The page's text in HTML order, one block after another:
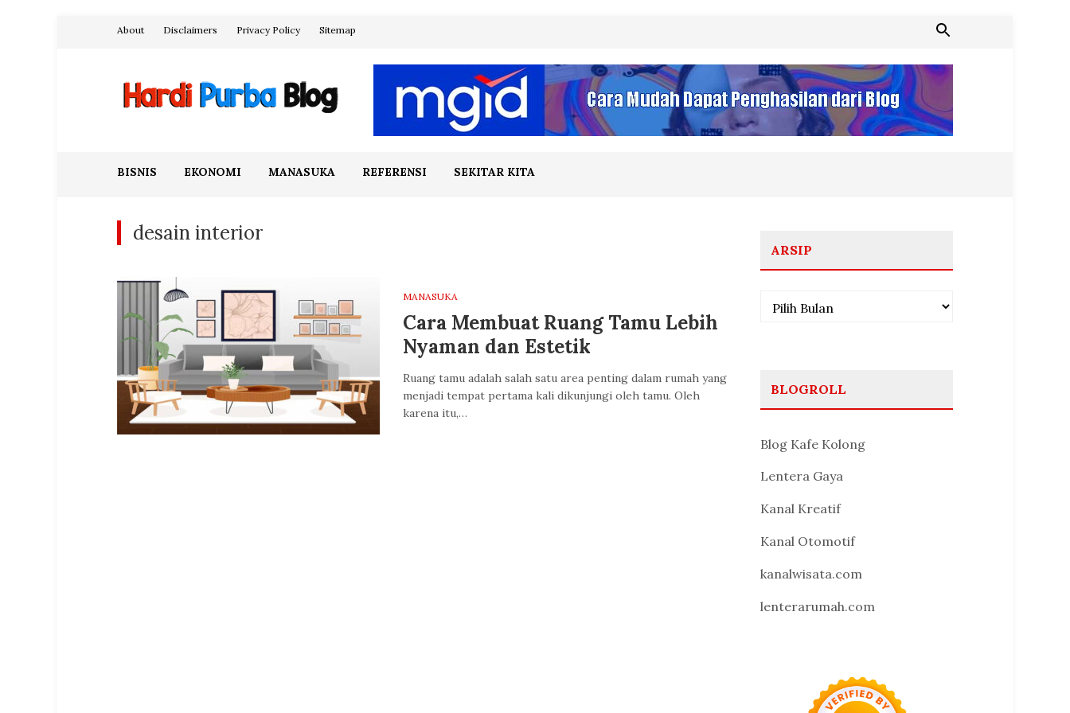
About Disclaimers Privacy Policy Sitemap
BISNIS EKONOMI MANASUKA REFERENSI SEKITAR KITA
desain interior
MANASUKA
Cara Membuat Ruang Tamu Lebih
Nyaman dan Estetik
Ruang tamu adalah salah satu area penting dalam rumah yang
menjadi tempat pertama kali dikunjungi oleh tamu. Oleh
karena itu,…
ARSIP
Arsip
BLOGROLL
Blog Kafe Kolong
Lentera Gaya
Kanal Kreatif
Kanal Otomotif
kanalwisata.com
lenterarumah.com